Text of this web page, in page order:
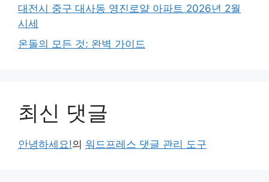
대전시 중구 대사동 영진로얄 아파트 2026년 2월
시세
온돌의 모든 것: 완벽 가이드
최신 댓글
안녕하세요!의 워드프레스 댓글 관리 도구